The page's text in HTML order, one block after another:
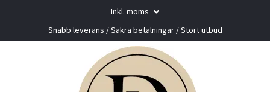
Inkl. moms
Snabb leverans / Säkra betalningar / Stort utbud